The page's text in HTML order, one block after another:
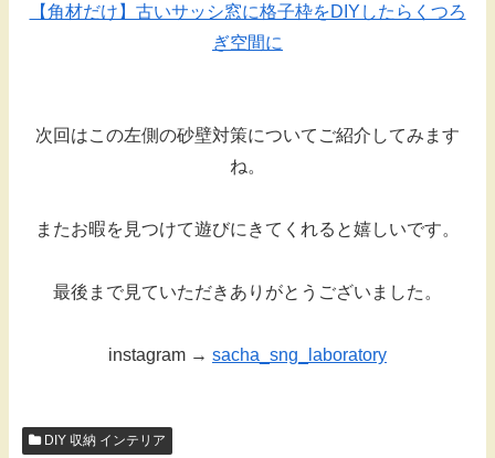
【角材だけ】古いサッシ窓に格子枠をDIYしたらくつろ
ぎ空間に
次回はこの左側の砂壁対策についてご紹介してみます
ね。
またお暇を見つけて遊びにきてくれると嬉しいです。
最後まで見ていただきありがとうございました。
instagram → sacha_sng_laboratory
DIY 収納 インテリア